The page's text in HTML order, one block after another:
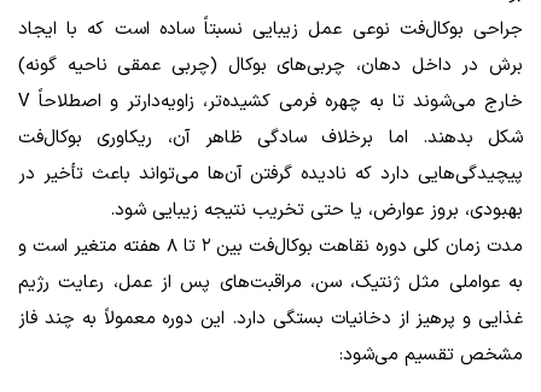
جراحی بوکال‌فت نوعی عمل زیبایی نسبتاً ساده است که با ایجاد
برش در داخل دهان، چربی‌های بوکال (چربی عمقی ناحیه گونه)
خارج می‌شوند تا به چهره فرمی کشیده‌تر، زاویه‌دارتر و اصطلاحاً V
شکل بدهند. اما برخلاف سادگی ظاهر آن، ریکاوری بوکال‌فت
پیچیدگی‌هایی دارد که نادیده گرفتن آن‌ها می‌تواند باعث تأخیر در
بهبودی، بروز عوارض، یا حتی تخریب نتیجه زیبایی شود.
مدت زمان کلی دوره نقاهت بوکال‌فت بین ۲ تا ۸ هفته متغیر است و
به عواملی مثل ژنتیک، سن، مراقبت‌های پس از عمل، رعایت رژیم
غذایی و پرهیز از دخانیات بستگی دارد. این دوره معمولاً به چند فاز
مشخص تقسیم می‌شود: